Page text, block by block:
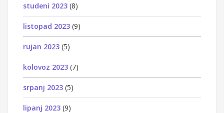
studeni 2023 (8)
listopad 2023 (9)
rujan 2023 (5)
kolovoz 2023 (7)
srpanj 2023 (5)
lipanj 2023 (9)